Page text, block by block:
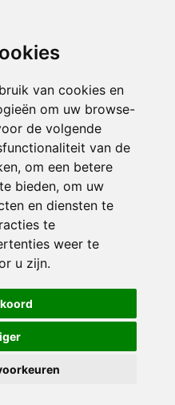
van cookies en
om uw browse-
de volgende
van de
, om een betere
bieden, om uw
en diensten te
te
weer te
u zijn.